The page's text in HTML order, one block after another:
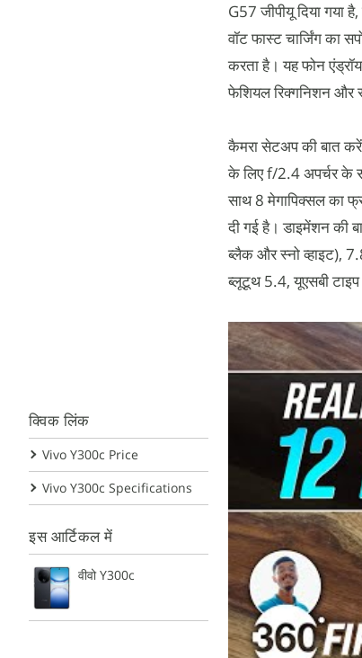
क्विक लिंक
Vivo Y300c Price
Vivo Y300c Specifications
इस आर्टिकल में
वीवो Y300c
G57 जीपीयू दिया
वॉट फास्ट चार्जिंग का
करता है। यह फोन
फेशियल रिक्गनिशन और
कैमरा सेटअप की बात
के लिए f/2.4 अपर्चर के
साथ 8 मेगापिक्सल का
दी गई है। डाइमेंशन की
ब्लैक और स्नो व्हाइट),
ब्लूटूथ 5.4, यूएसबी टाइप